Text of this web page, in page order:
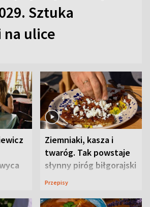
Sztuka
ulice
Ziemniaki, kasza i
twaróg. Tak powstaje
słynny piróg biłgorajski
Przepisy